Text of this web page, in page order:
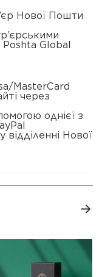
Нової Пошти
Global
MasterCard
через
однієї з
відділенні Нової